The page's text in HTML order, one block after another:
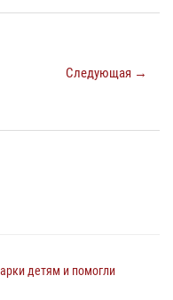
Следующая →
детям и помогли